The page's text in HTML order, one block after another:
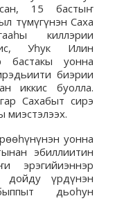
15 бастыҥ
түмүгүнэн Саха
киллэрии
Уһук Илин
бастакы уонна
биэрии
иккис буолла.
Сахабыт сирэ
миэстэлээх.
уонна
эбиллиитин
эрэгийиэннэр
дойду үрдүнэн
дьоһун